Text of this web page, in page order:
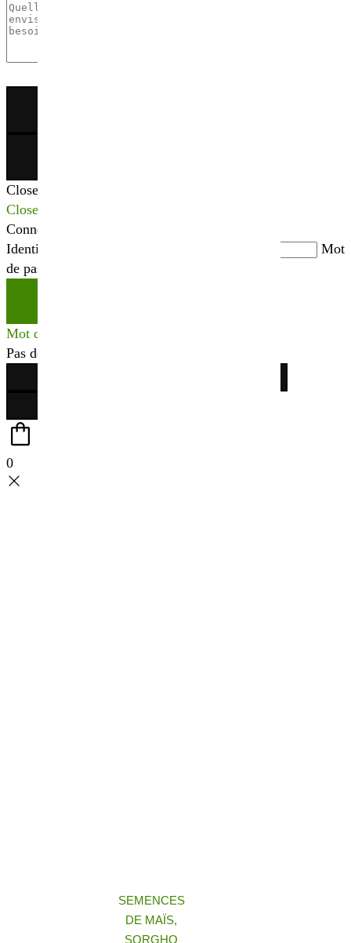
SEMENCES
DE MAÏS,
SORGHO
Close
Close
Connexion
Identifiant ou adresse mail
Mot
de passe
Mot de passe perdu ?
Pas de compte ?
0